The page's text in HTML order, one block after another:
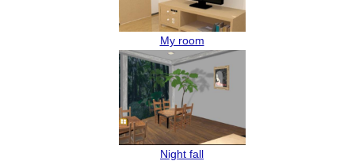
My room
Night fall